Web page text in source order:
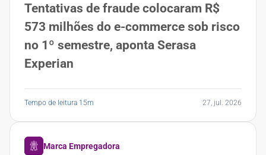
Tentativas de fraude colocaram R$
573 milhões do e-commerce sob risco
no 1º semestre, aponta Serasa
Experian
Tempo de leitura 15m 27, jul. 2026
Marca Empregadora